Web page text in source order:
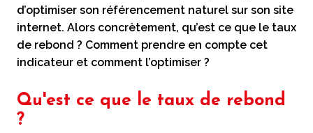
d’optimiser son référencement naturel sur son site
internet. Alors concrètement, qu’est ce que le taux
de rebond ? Comment prendre en compte cet
indicateur et comment l’optimiser ?
Qu'est ce que le taux de rebond
?